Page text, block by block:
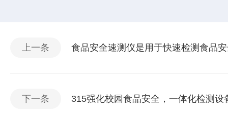
上一条 食品安全速测仪是用于快速检测食品
下一条 315强化校园食品安全，一体化检测设